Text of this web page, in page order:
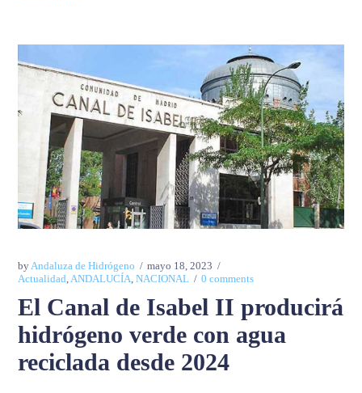
byAndaluza de Hidrógeno
mayo 18, 2023
Actualidad,ANDALUCÍA,NACIONAL 0 comments
El Canal de Isabel II producirá
hidrógeno verde con agua
reciclada desde 2024